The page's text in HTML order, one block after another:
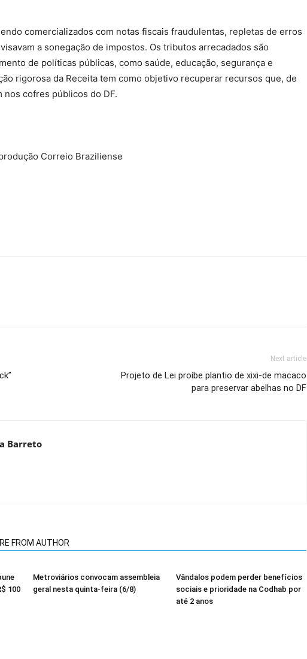
comercializados com notas fiscais fraudulentas, repletas de erros
a sonegação de impostos. Os tributos arrecadados são
de políticas públicas, como saúde, educação, segurança e
rigorosa da Receita tem como objetivo recuperar recursos que, de
nos cofres públicos do DF.
Correio Braziliense
Next article
Projeto de Lei proíbe plantio de xixi-de macaco
para preservar abelhas no DF
Barreto
FROM AUTHOR
100
Metroviários convocam assembleia
geral nesta quinta-feira (6/8)
Vândalos podem perder benefícios
sociais e prioridade na Codhab por
até 2 anos